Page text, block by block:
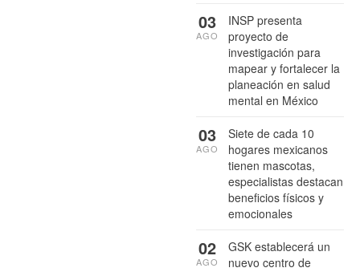
INSP presenta
proyecto de
investigación para
mapear y fortalecer la
planeación en salud
mental en México
03
AGO
Siete de cada 10
hogares mexicanos
tienen mascotas,
especialistas destacan
beneficios físicos y
emocionales
03
AGO
GSK establecerá un
nuevo centro de
02
AGO